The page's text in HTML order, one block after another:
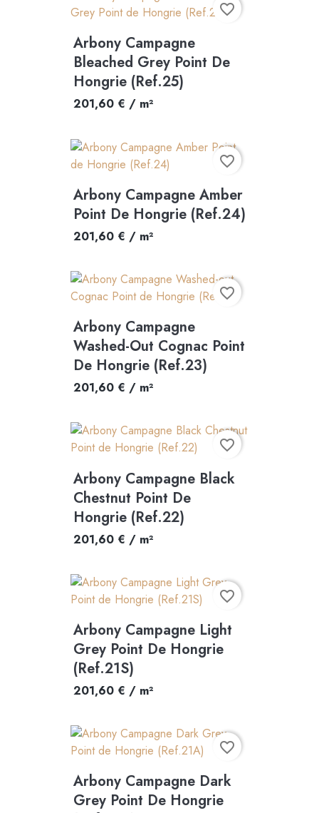
Arbony Campagne
Bleached Grey Point De
Hongrie (Ref.25)
201,60 € / m²
favorite_border
Arbony Campagne Amber
Point De Hongrie (Ref.24)
201,60 € / m²
favorite_border
Arbony Campagne
Washed-Out Cognac Point
De Hongrie (Ref.23)
201,60 € / m²
favorite_border
Arbony Campagne Black
Chestnut Point De
Hongrie (Ref.22)
201,60 € / m²
favorite_border
Arbony Campagne Light
Grey Point De Hongrie
(Ref.21S)
201,60 € / m²
favorite_border
Arbony Campagne Dark
Grey Point De Hongrie
favorite_border